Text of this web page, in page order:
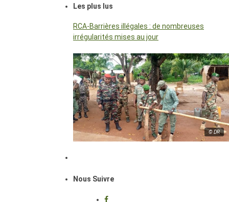
Les plus lus
RCA-Barrières illégales : de nombreuses
irrégularités mises au jour
© DR
Nous Suivre